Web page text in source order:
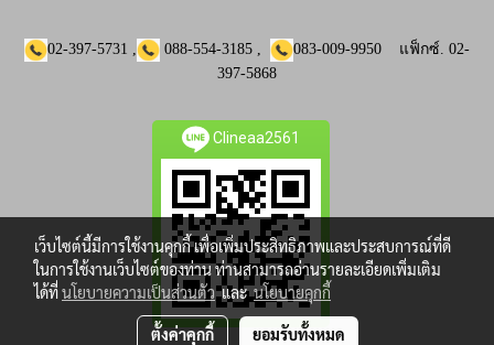
02-397-5731 , 088-554-3185 , 083-009-9950 แฟ็กซ์. 02-
397-5868
Clineaa2561
เว็บไซต์นี้มีการใช้งานคุกกี้ เพื่อเพิ่มประสิทธิภาพและประสบการณ์ที่ดี
ในการใช้งานเว็บไซต์ของท่าน ท่านสามารถอ่านรายละเอียดเพิ่มเติม
ได้ที่นโยบายความเป็นส่วนตัวและนโยบายคุกกี้
ตั้งค่าคุกกี้ ยอมรับทั้งหมด